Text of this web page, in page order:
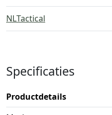
NLTactical
Specificaties
Productdetails